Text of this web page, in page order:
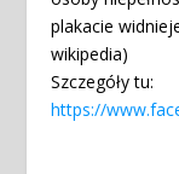
plakacie
wikipedia)
Szczegóły tu:
https://